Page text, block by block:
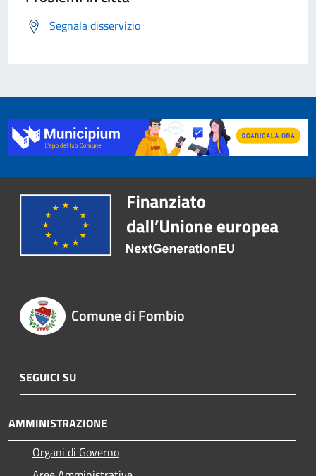
Segnala disservizio
Comune di Fombio
SEGUICI SU
AMMINISTRAZIONE
Organi di Governo